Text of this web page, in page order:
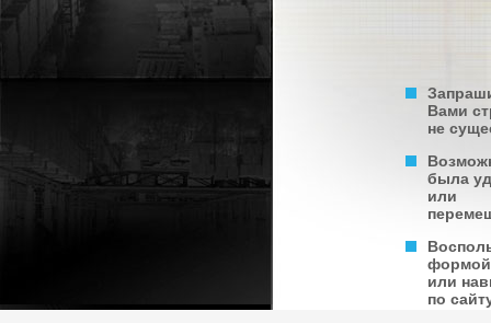
Вами
не
была
или
формой
или
по